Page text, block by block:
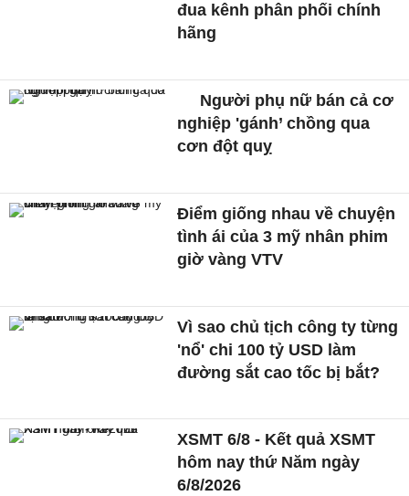
đua kênh phân phối chính
hãng
Người phụ nữ bán cả cơ
nghiệp 'gánh’ chồng qua
cơn đột quỵ
Điểm giống nhau về chuyện
tình ái của 3 mỹ nhân phim
giờ vàng VTV
Vì sao chủ tịch công ty từng
'nổ' chi 100 tỷ USD làm
đường sắt cao tốc bị bắt?
XSMT 6/8 - Kết quả XSMT
hôm nay thứ Năm ngày
6/8/2026